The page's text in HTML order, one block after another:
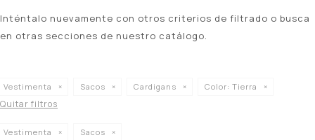
Inténtalo nuevamente con otros criterios de filtrado o busca
en otras secciones de nuestro catálogo.
Vestimenta Sacos Cardigans Color: Tierra
Quitar filtros
Vestimenta Sacos